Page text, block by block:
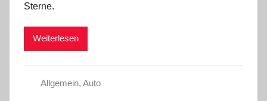
Sterne.
Weiterlesen
Allgemein, Auto